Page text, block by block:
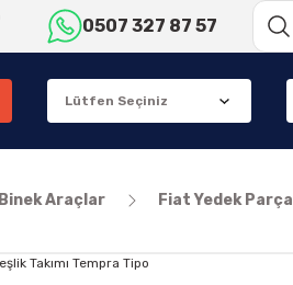
0507 327 87 57
Binek Araçlar Fiat Yedek Parça